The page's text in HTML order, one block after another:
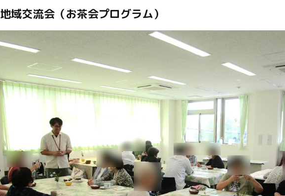
地域交流会（お茶会プログラム）